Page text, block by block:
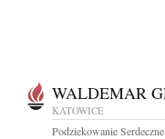
WALDEMAR
KATOWICE
Podziekowanie